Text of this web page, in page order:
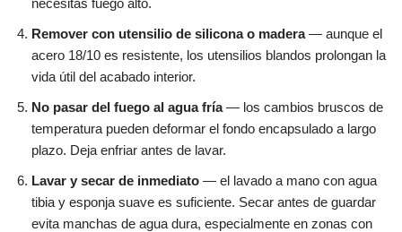
necesitas fuego alto.
Remover con utensilio de silicona o madera— aunque el
acero 18/10 es resistente, los utensilios blandos prolongan la
vida útil del acabado interior.
No pasar del fuego al agua fría— los cambios bruscos de
temperatura pueden deformar el fondo encapsulado a largo
plazo. Deja enfriar antes de lavar.
Lavar y secar de inmediato — el lavado a mano con agua
tibia y esponja suave es suficiente. Secar antes de guardar
evita manchas de agua dura, especialmente en zonas con